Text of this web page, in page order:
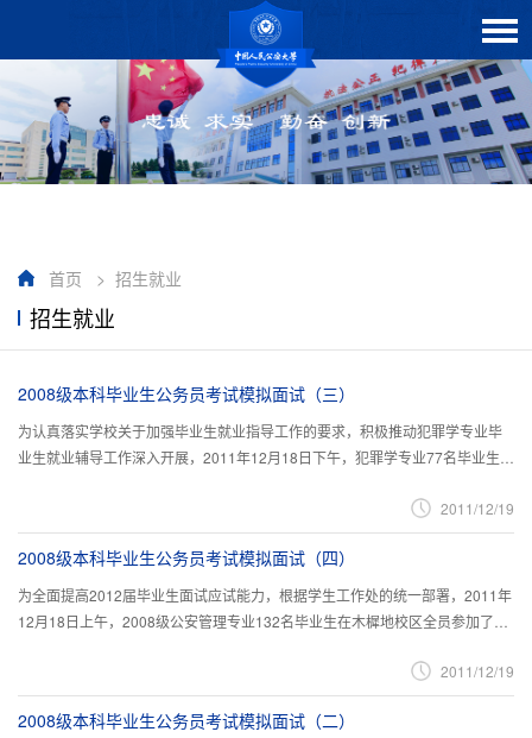
首页 > 招生就业
招生就业
2008级本科毕业生公务员考试模拟面试（三）
为认真落实学校关于加强毕业生就业指导工作的要求，积极推动犯罪学专业毕
业生就业辅导工作深入开展，2011年12月18日下午，犯罪学专业77名毕业生在
2011/12/19
2008级本科毕业生公务员考试模拟面试（四）
为全面提高2012届毕业生面试应试能力，根据学生工作处的统一部署，2011年
12月18日上午，2008级公安管理专业132名毕业生在木樨地校区全员参加了公
2011/12/19
2008级本科毕业生公务员考试模拟面试（二）